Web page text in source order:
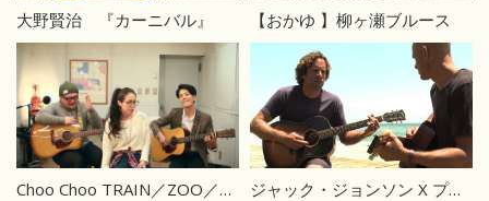
大野賢治 『カーニバル』 【おかゆ 】柳ヶ瀬ブルース
Choo Choo TRAIN／ZOO／EXILE（Cover） ジャック・ジョンソン X プロサーファーレジェンド ケリー・スレーター ‘From Here To Now To You’